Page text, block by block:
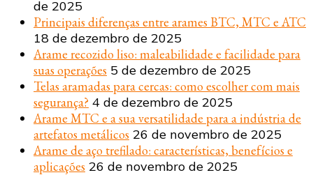
de 2025
Principais diferenças entre arames BTC, MTC e ATC
18 de dezembro de 2025
Arame recozido liso: maleabilidade e facilidade para
suas operações 5 de dezembro de 2025
Telas aramadas para cercas: como escolher com mais
segurança? 4 de dezembro de 2025
Arame MTC e a sua versatilidade para a indústria de
artefatos metálicos 26 de novembro de 2025
Arame de aço trefilado: características, benefícios e
aplicações 26 de novembro de 2025